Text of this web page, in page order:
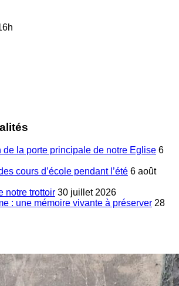
de la porte principale de notre Eglise 6
cours d’école pendant l’été 6 août
notre trottoir 30 juillet 2026
: une mémoire vivante à préserver 28